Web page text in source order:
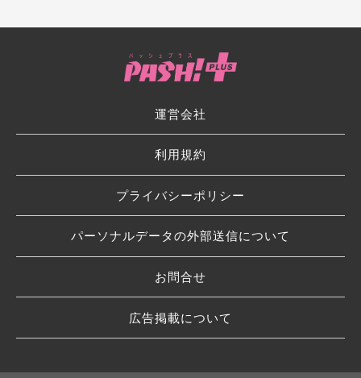
運営会社
利用規約
プライバシーポリシー
パーソナルデータの外部送信について
お問合せ
広告掲載について